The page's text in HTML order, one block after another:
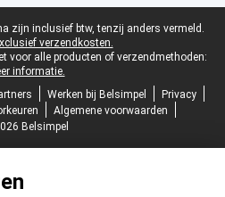
zijn inclusief btw, tenzij anders vermeld.
verzendkosten.
voor alle producten of verzendmethoden:
informatie.
Werken bij Belsimpel
Privacy
Algemene voorwaarden
Belsimpel